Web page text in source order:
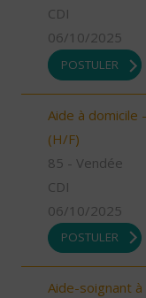
CDI
06/10/2025
POSTULER
Aide à domicile
(H/F)
85 - Vendée
CDI
06/10/2025
POSTULER
Aide-soignant